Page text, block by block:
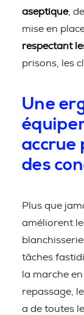
aseptique,
mise en
respectant
prisons, les
Une
accrue
des
Plus que
améliorent
tâches
la marche
repassage,
a de toutes